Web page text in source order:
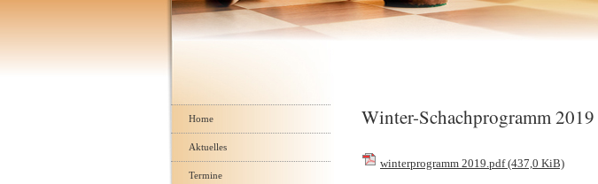
Winter-Schachprogramm 2019
winterprogramm 2019.pdf(437,0 KiB)
Navigation
überspringen
Home
Aktuelles
Termine